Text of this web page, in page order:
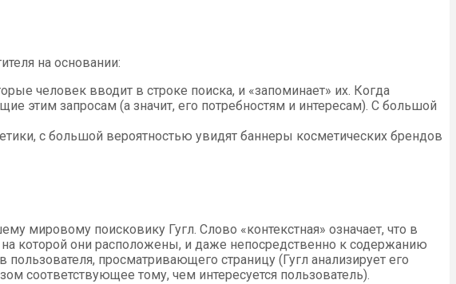
на основании:
человек вводит в строке поиска, и «запоминает» их. Когда
этим запросам (а значит, его потребностям и интересам). С большой
с большой вероятностью увидят баннеры косметических брендов
мировому поисковику Гугл. Слово «контекстная» означает, что в
которой они расположены, и даже непосредственно к содержанию
просматривающего страницу (Гугл анализирует его
соответствующее тому, чем интересуется пользователь).